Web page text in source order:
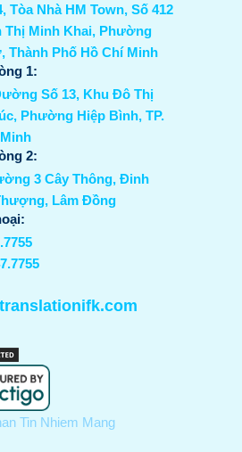
Tòa Nhà HM Town, Số 412
Thị Minh Khai, Phường
Thành Phố Hồ Chí Minh
1:
Số 13, Khu Đô Thị
Phường Hiệp Bình, TP.
2:
3 Cây Thông, Đinh
Lâm Đồng